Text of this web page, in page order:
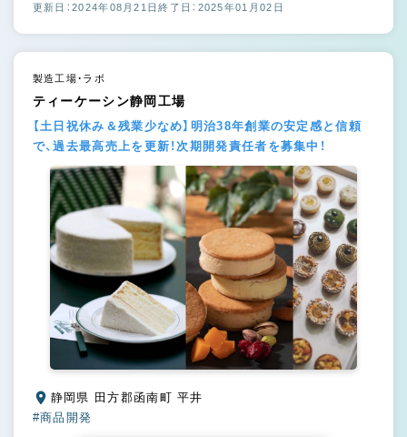
更新日：2024年08月21日終了日：2025年01月02日
製造工場・ラボ
ティーケーシン静岡工場
【土日祝休み＆残業少なめ】明治38年創業の安定感と信頼
で、過去最高売上を更新！次期開発責任者を募集中！
静岡県 田方郡函南町 平井
#商品開発